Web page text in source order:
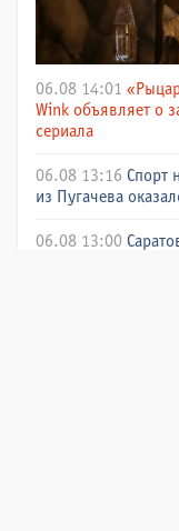
06.08 14:01
Wink объявляет о
сериала
06.08 13:16 Спорт
из Пугачева
06.08 13:00